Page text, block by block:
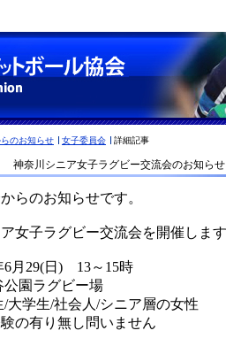
のお知らせ 女子委員会 詳細記事
神奈川シニア女子ラグビー交流会のお知らせ